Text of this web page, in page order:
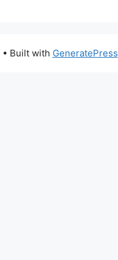
• Built with GeneratePress